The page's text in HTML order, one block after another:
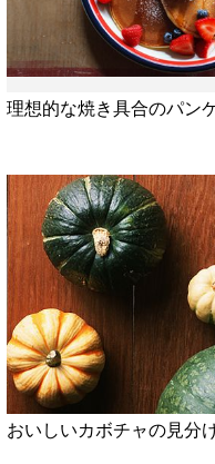
理想的な焼き具合のパン
おいしいカボチャの見分